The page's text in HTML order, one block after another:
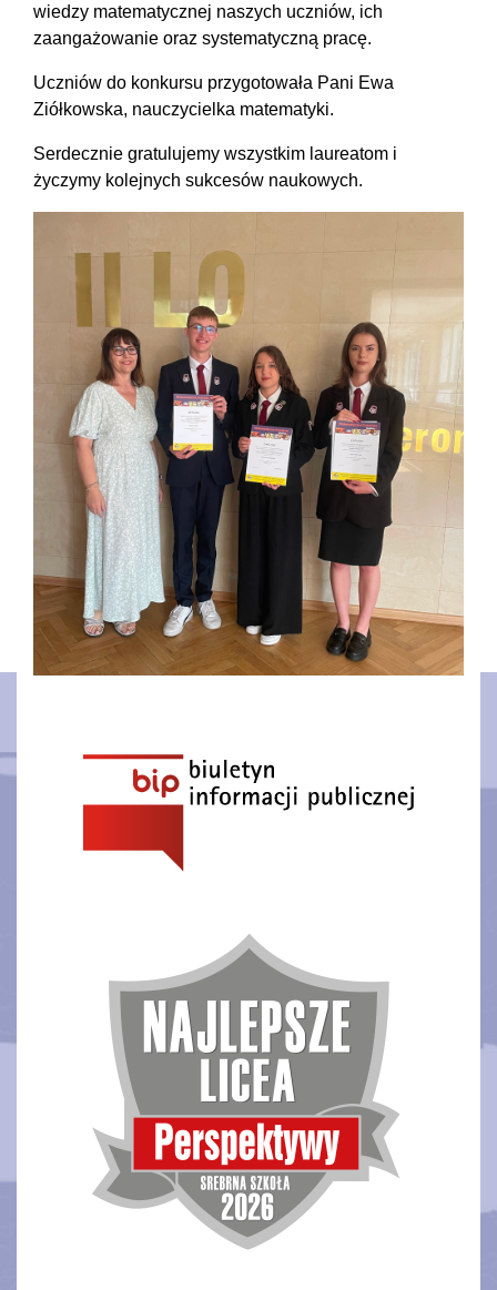
wiedzy matematycznej naszych uczniów, ich
zaangażowanie oraz systematyczną pracę.
Uczniów do konkursu przygotowała Pani Ewa
Ziółkowska, nauczycielka matematyki.
Serdecznie gratulujemy wszystkim laureatom i
życzymy kolejnych sukcesów naukowych.